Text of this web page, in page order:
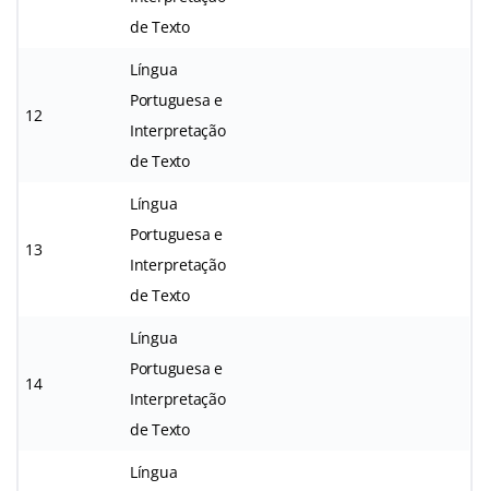
de Texto
12
Língua
Portuguesa e
Interpretação
de Texto
13
Língua
Portuguesa e
Interpretação
de Texto
14
Língua
Portuguesa e
Interpretação
de Texto
Língua